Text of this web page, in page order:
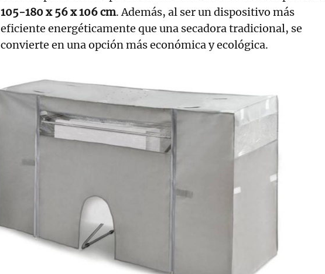
105-180 x 56 x 106 cm. Además, al ser un dispositivo más
eficiente energéticamente que una secadora tradicional, se
convierte en una opción más económica y ecológica.